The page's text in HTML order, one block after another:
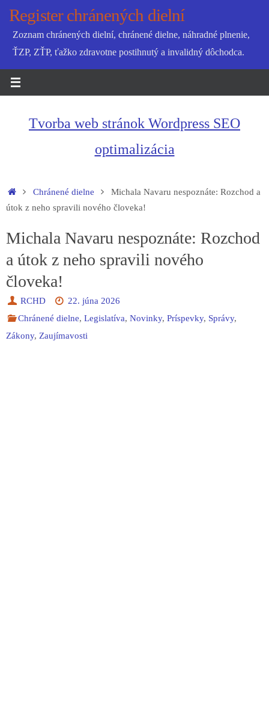
SkipRegister chránených dielní
Zoznam chránených dielní, chránené dielne, náhradné plnenie,
ŤZP, ZŤP, ťažko zdravotne postihnutý a invalidný dôchodca.
Tvorba web stránok Wordpress SEO
optimalizácia
HomeChránené dielne
Michala Navaru nespoznáte: Rozchod a
útok z neho spravili nového človeka!
Michala Navaru nespoznáte: Rozchod
a útok z neho spravili nového
človeka!
RCHD
22. júna 2026
Chránené dielne,Legislatíva,Novinky,Príspevky, Správy,
Zákony, Zaujímavosti